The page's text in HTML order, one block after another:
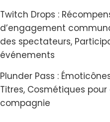
Twitch Drops :
d’engagement
des spectateurs,
événements
Plunder Pass :
Titres, Cosmétiques
compagnie